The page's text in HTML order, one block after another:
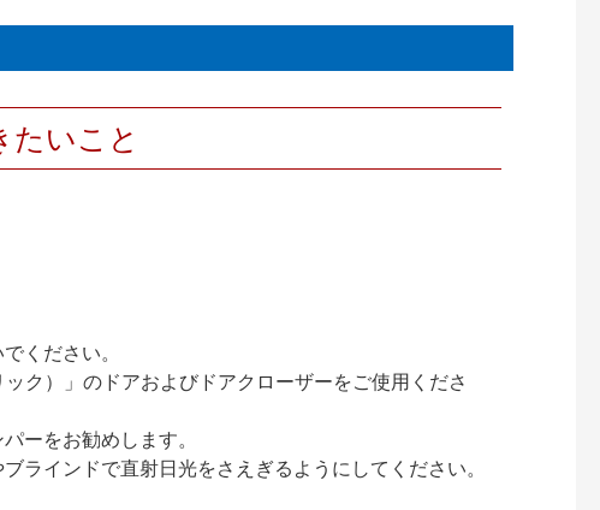
たいこと
ください。
ク）」のドアおよびドアクローザーをご使用くださ
ーをお勧めします。
インドで直射日光をさえぎるようにしてください。